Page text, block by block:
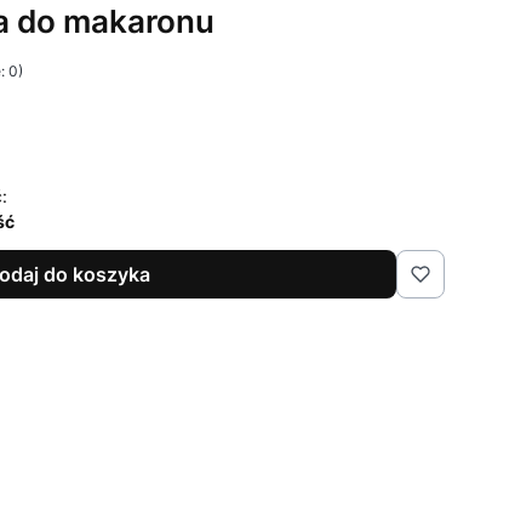
do makaronu
0)
do koszyka